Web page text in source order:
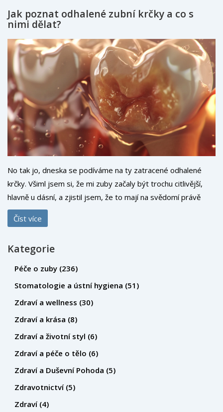
o své zuby, aby se podobné problémy v budoucnu
neopakovaly.
Jak poznat odhalené zubní krčky a co s
nimi dělat?
No tak jo, dneska se podíváme na ty zatracené odhalené
krčky. Všiml jsem si, že mi zuby začaly být trochu citlivější,
hlavně u dásní, a zjistil jsem, že to mají na svědomí právě
ony, odhalené krčky. Nejsou to žádní krasavci, řeknu vám!
Když se na to dívám v zrcadle, vidím takové odkryté části
celkem problém, co se týče citlivosti a taky rizika zubního
kazu. Tak pojďme společně zjistit, co všechno tyhle
postarat, abychom si udrželi zdravý úsměv.
Číst více
Kategorie
Péče o zuby (236)
Stomatologie a ústní hygiena (51)
Zdraví a wellness (30)
Zdraví a krása (8)
Zdraví a životní styl (6)
Zdraví a péče o tělo (6)
Zdraví a Duševní Pohoda (5)
Zdravotnictví (5)
Zdraví (4)